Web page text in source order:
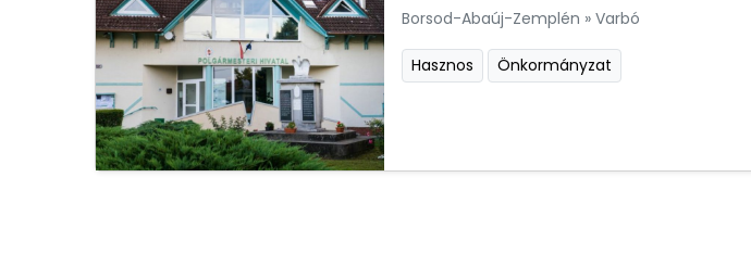
Borsod-Abaúj-Zemplén » Varbó
Hasznos Önkormányzat